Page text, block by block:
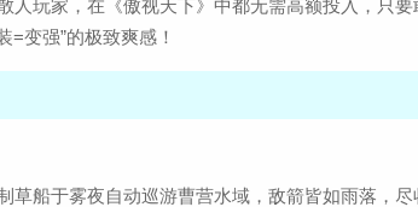
人玩家，在《傲视天下》中都无需高额投入，只
=变强”的极致爽感！
船于雾夜自动巡游曹营水域，敌箭皆如雨落，尽